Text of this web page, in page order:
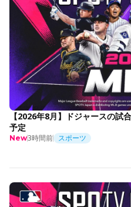
【2026年8月】ドジャースの
予定
New3時間前 スポーツ